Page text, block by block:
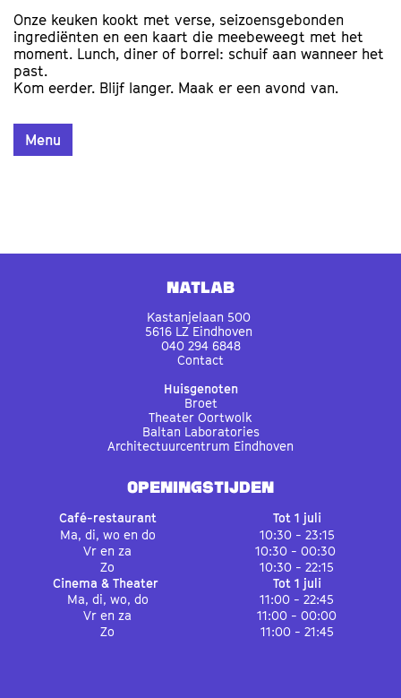
Onze keuken kookt met verse, seizoensgebonden
ingrediënten en een kaart die meebeweegt met het
moment. Lunch, diner of borrel: schuif aan wanneer het
past.
Kom eerder. Blijf langer. Maak er een avond van.
Menu
Natlab
Kastanjelaan 500
5616 LZ Eindhoven
040 294 6848
Contact
Huisgenoten
Broet
Theater Oortwolk
Baltan Laboratories
Architectuurcentrum Eindhoven
OPENINGSTIJDEN
Café-restaurant
Tot 1 juli
Ma, di, wo en do
10:30 - 23:15
Vr en za
10:30 - 00:30
Zo
10:30 - 22:15
Cinema & Theater
Tot 1 juli
Ma, di, wo, do
11:00 - 22:45
Vr en za
11:00 - 00:00
Zo
11:00 - 21:45